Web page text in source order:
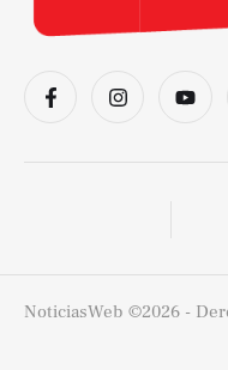
NoticiasWeb ©2026 -